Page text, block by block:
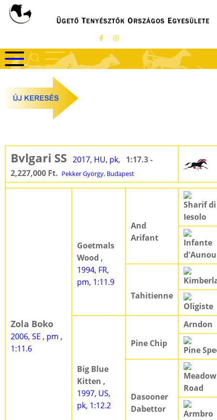
Ugrás
Bvlgari SS 2017, HU, pk,
1:17.3 -
2,227,000 Ft. Pekker György, Budapest
Zola Boko
2006, SE , pm ,
1:11.6
Goetmals
Wood ,
1994, FR,
pm, 1:11.9
And
Arifant
Sharif di
Iesolo
Infante
d'Aunou
Tahitienne
Oligiste
Big Blue
Kitten ,
1997, US,
pk, 1:12.2
Pine Chip
Arndon
Pine
Dasooner
Dabettor
Meadow
Road
Armbro